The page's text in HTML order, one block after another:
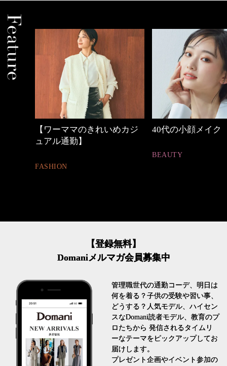
【ワーママのきれいめカジ
ュアル通勤】
FASHION
40代の小顔メイク
BEAUTY
【登録無料】
Domaniメルマガ会員募集中
管理職世代の通勤コーデ、明日は
何を着る？子供の受験や習い事、
どうする？人気モデル、ハイセン
スなDomani読者モデル、教育のプ
ロたちから 発信されるタイムリ
ーなテーマをピックアップしてお
届けします。
プレゼント企画やイベント参加の